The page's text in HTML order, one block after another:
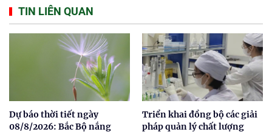
TIN LIÊN QUAN
Dự báo thời tiết ngày
08/8/2026: Bắc Bộ nắng
Triển khai đồng bộ các giải
pháp quản lý chất lượng